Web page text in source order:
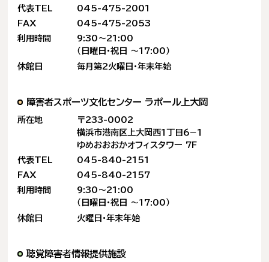
代表TEL
045-475-2001
FAX
045-475-2053
利用時間
9:30〜21:00
（日曜日・祝日 〜17:00）
休館日
毎月第2火曜日・年末年始
障害者スポーツ文化センター ラポール上大岡
所在地
〒233-0002
横浜市港南区上大岡西１丁目６−１
ゆめおおおかオフィスタワー 7F
代表TEL
045-840-2151
FAX
045-840-2157
利用時間
9:30〜21:00
（日曜日・祝日 〜17:00）
休館日
火曜日・年末年始
聴覚障害者情報提供施設